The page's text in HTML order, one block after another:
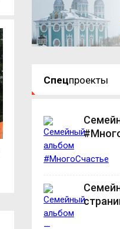
Два украинских
Спецпроекты